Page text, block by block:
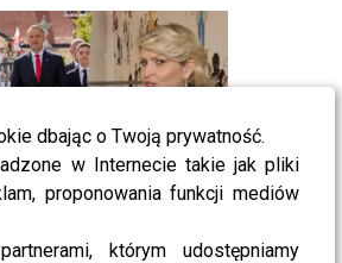
dbając o Twoją prywatność.
w Internecie takie jak pliki
proponowania funkcji mediów
którym udostępniamy
Żukowska o HEJCIE na
NAWROCKICH. “To
demon”